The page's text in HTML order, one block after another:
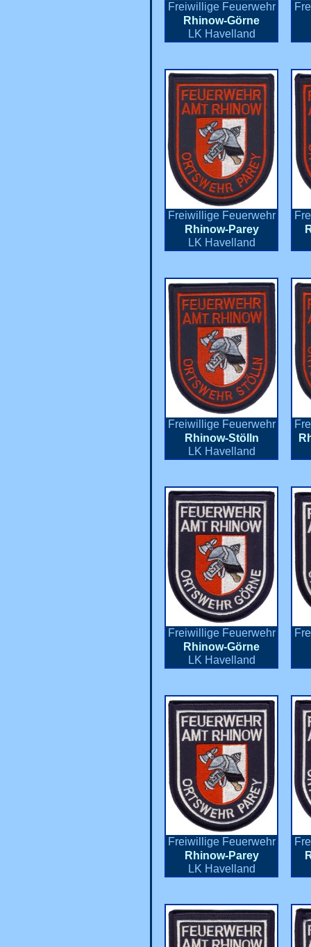
Freiwillige Feuerwehr
Rhinow-Görne
LK Havelland
Freiwillige Feuerwehr
Rhinow-Parey
LK Havelland
Freiwillige Feuerwehr
Rhinow-Stölln
LK Havelland
Freiwillige Feuerwehr
Rhinow-Görne
LK Havelland
Freiwillige Feuerwehr
Rhinow-Parey
LK Havelland